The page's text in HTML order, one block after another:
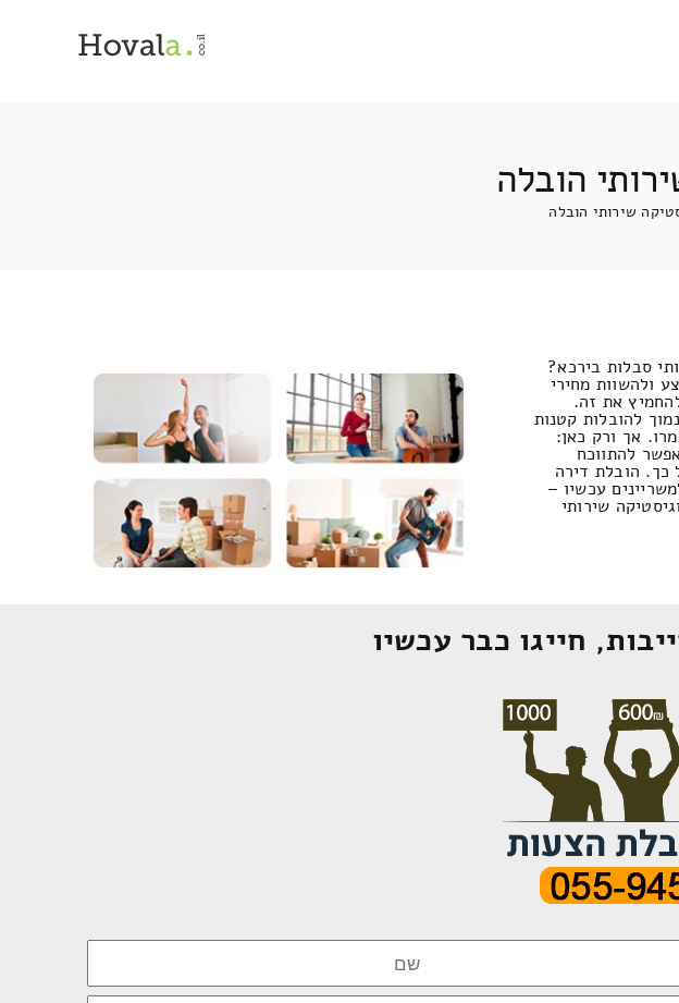
הובלה
שירותי הובלה
סבלות בירכא?
ולהשוות מחירי
את זה.
להובלות קטנות
אך ורק כאן:
להתווכח
כך. הובלת דירה
עכשיו –
שירותי
חייגו כבר עכשיו